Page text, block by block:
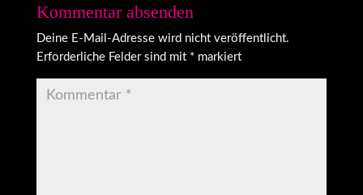
Kommentar absenden
Deine E-Mail-Adresse wird nicht veröffentlicht.
Erforderliche Felder sind mit *markiert